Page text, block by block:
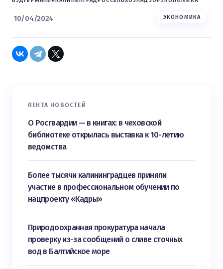
10/04/2024 ЭКОНОМИКА
ЛЕНТА НОВОСТЕЙ
О Росгвардии — в книгах: в чеховской
библиотеке открылась выставка к 10-летию
ведомства
Более тысячи калининградцев приняли
участие в профессиональном обучении по
нацпроекту «Кадры»
Природоохранная прокуратура начала
проверку из-за сообщений о сливе сточных
вод в Балтийское море